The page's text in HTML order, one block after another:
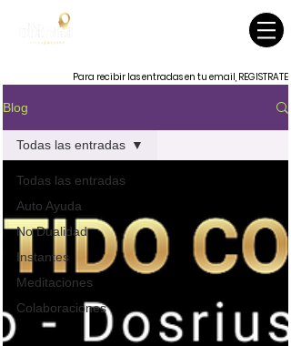
Para recibir las entradas en tu email, REGISTRATE
Blog
Todas las entradas
Auto Ayuda
No Dualidad
Instantes
Meditaciones
Colaboraciones
Todas las entradas